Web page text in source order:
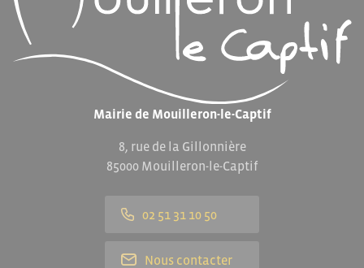
Mairie de Mouilleron-le-Captif
8, rue de la Gillonnière
85000 Mouilleron-le-Captif
02 51 31 10 50
Nous contacter